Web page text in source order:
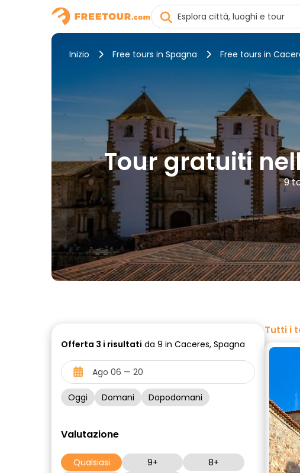
Inizio Free tours in Spagna Free tours in
Tour gratuiti
9
Offerta 3 i risultati da 9 in Caceres, Spagna
Oggi Domani Dopodomani
Valutazione
Qualsiasi 9+
8+
Tutti i